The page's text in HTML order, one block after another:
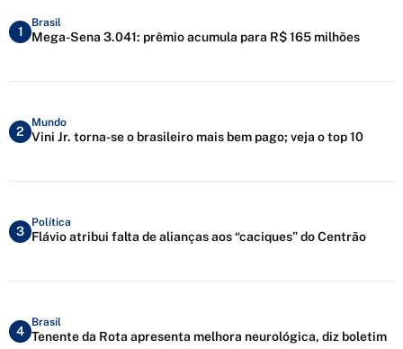
1
Brasil
Mega-Sena 3.041: prêmio acumula para R$ 165 milhões
2
Mundo
Vini Jr. torna-se o brasileiro mais bem pago; veja o top 10
3
Política
Flávio atribui falta de alianças aos “caciques” do Centrão
4
Brasil
Tenente da Rota apresenta melhora neurológica, diz boletim